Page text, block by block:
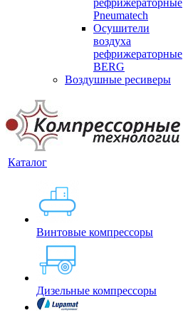
рефрижераторные
Pneumatech
Осушители
воздуха
рефрижераторные
BERG
Воздушные ресиверы
Каталог
Винтовые компрессоры
Дизельные компрессоры